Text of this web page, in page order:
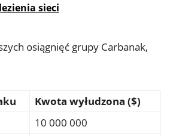
sieci
‍osiągnięć grupy Carbanak,
Kwota wyłudzona ($)
10 000 000